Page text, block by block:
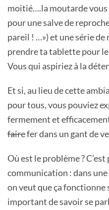
moitié….la moutarde vous
pour une salve de
pareil ! …») et une série de
prendre ta tablette pour le
Vous qui aspiriez à la
Et si, au lieu de cette
pour tous, vous pouviez
fermement et
fairefer dans un gant de
Où est le problème ?
communication : dans
on veut que ça fonctionne
important de savoir se